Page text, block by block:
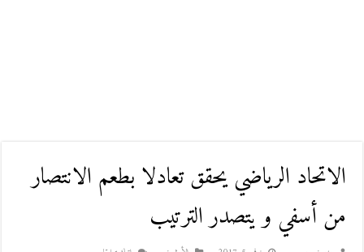
الاتحاد الرياضي يحقق تعادلا بطعم الانتصار
من أسفي و يتصدر الترتيب